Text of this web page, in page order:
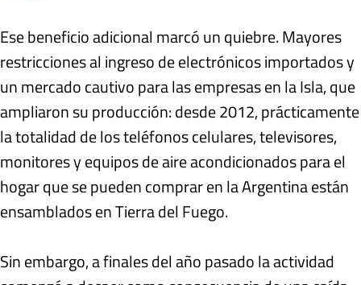
Ese beneficio adicional marcó un quiebre. Mayores
restricciones al ingreso de electrónicos importados y
un mercado cautivo para las empresas en la Isla, que
ampliaron su producción: desde 2012, prácticamente
la totalidad de los teléfonos celulares, televisores,
monitores y equipos de aire acondicionados para el
hogar que se pueden comprar en la Argentina están
ensamblados en Tierra del Fuego.
Sin embargo, a finales del año pasado la actividad